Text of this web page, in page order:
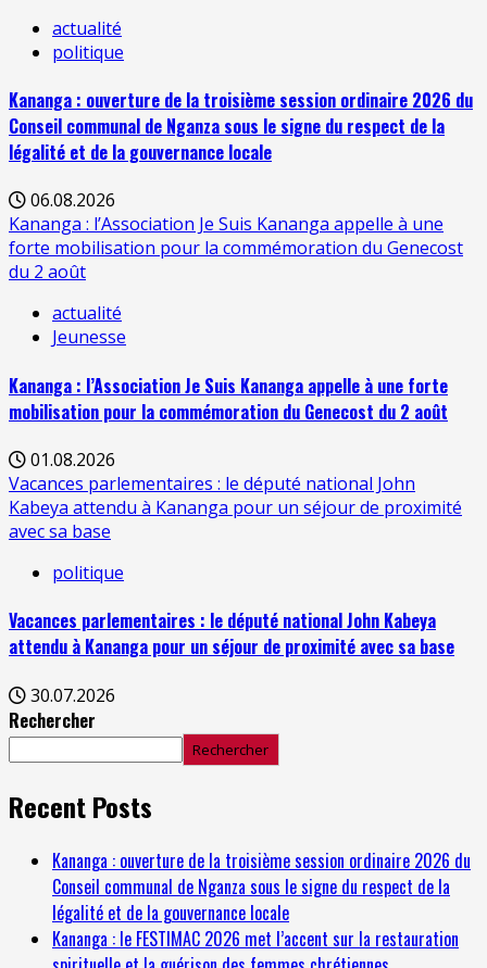
actualité
politique
Kananga : ouverture de la troisième session ordinaire 2026 du
Conseil communal de Nganza sous le signe du respect de la
légalité et de la gouvernance locale
06.08.2026
Kananga : l’Association Je Suis Kananga appelle à une
forte mobilisation pour la commémoration du Genecost
du 2 août
actualité
Jeunesse
Kananga : l’Association Je Suis Kananga appelle à une forte
mobilisation pour la commémoration du Genecost du 2 août
01.08.2026
Vacances parlementaires : le député national John
Kabeya attendu à Kananga pour un séjour de proximité
avec sa base
politique
Vacances parlementaires : le député national John Kabeya
attendu à Kananga pour un séjour de proximité avec sa base
30.07.2026
Rechercher
Rechercher
Recent Posts
Kananga : ouverture de la troisième session ordinaire 2026 du
Conseil communal de Nganza sous le signe du respect de la
légalité et de la gouvernance locale
Kananga : le FESTIMAC 2026 met l’accent sur la restauration